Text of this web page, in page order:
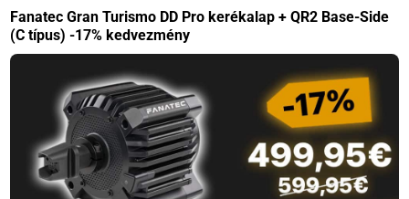
Fanatec Gran Turismo DD Pro kerékalap + QR2 Base-Side
(C típus) -17% kedvezmény